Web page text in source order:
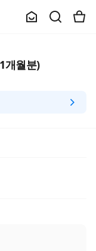
개월분)